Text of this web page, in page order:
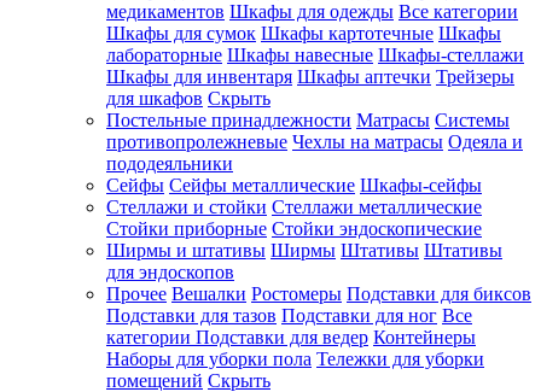
медикаментов Шкафы для одежды Все категории
Шкафы для сумок Шкафы картотечные Шкафы
лабораторные Шкафы навесные Шкафы-стеллажи
Шкафы для инвентаря Шкафы аптечки Трейзеры
для шкафов Скрыть
Постельные принадлежности Матрасы Системы
противопролежневые Чехлы на матрасы Одеяла и
пододеяльники
Сейфы Сейфы металлические Шкафы-сейфы
Стеллажи и стойки Стеллажи металлические
Стойки приборные Стойки эндоскопические
Ширмы и штативы Ширмы Штативы Штативы
для эндоскопов
Прочее Вешалки Ростомеры Подставки для биксов
Подставки для тазов Подставки для ног Все
категории Подставки для ведер Контейнеры
Наборы для уборки пола Тележки для уборки
помещений Скрыть